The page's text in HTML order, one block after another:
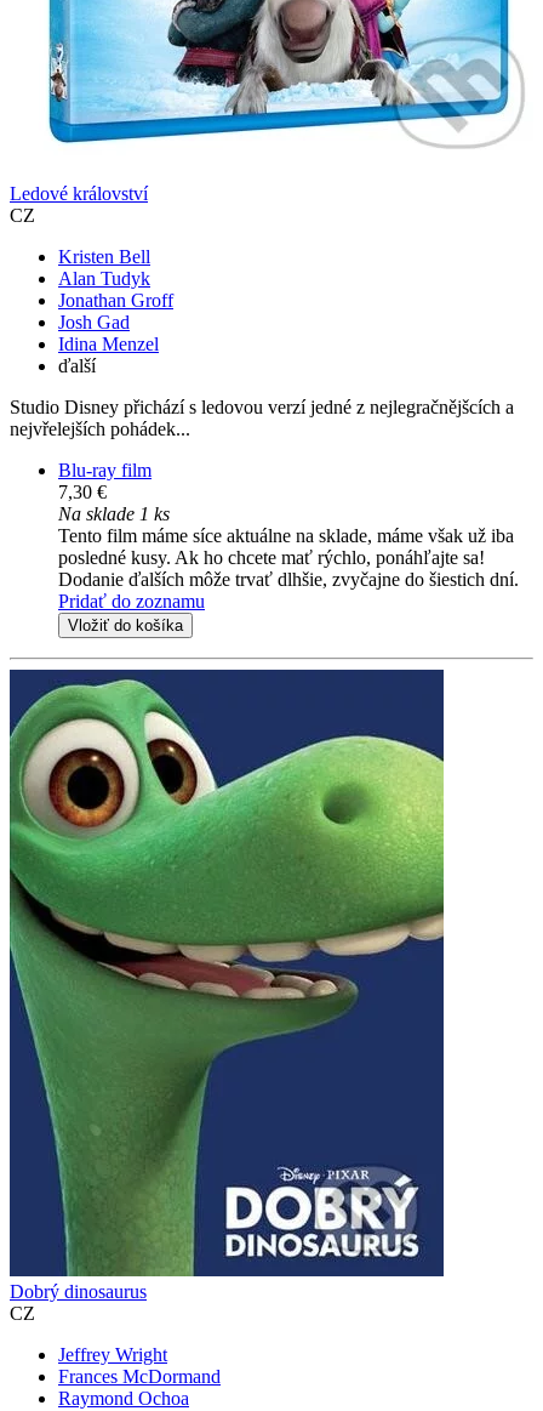
Ledové království
CZ
Kristen Bell
Alan Tudyk
Jonathan Groff
Josh Gad
Idina Menzel
ďalší
Studio Disney přichází s ledovou verzí jedné z nejlegračnějšcích a
nejvřelejších pohádek...
Blu-ray film
7,30 €
Na sklade 1 ks
Tento film máme síce aktuálne na sklade, máme však už iba
posledné kusy. Ak ho chcete mať rýchlo, ponáhľajte sa!
Dodanie ďalších môže trvať dlhšie, zvyčajne do šiestich dní.
Pridať do zoznamu
Vložiť do košíka
Dobrý dinosaurus
CZ
Jeffrey Wright
Frances McDormand
Raymond Ochoa